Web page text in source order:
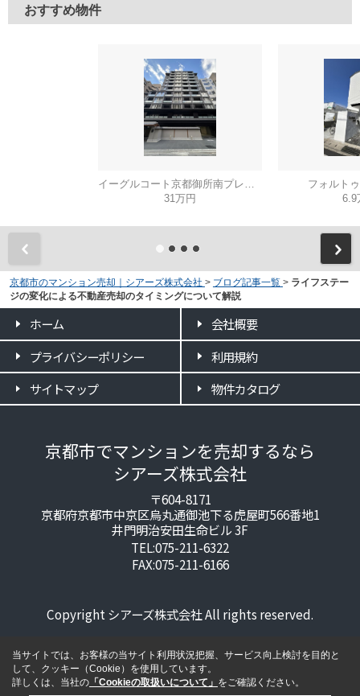
おすすめ物件
イーグルコート京都御所南プレミアム迎賓館
31万円
フォルト
6.9
京都市のマンション売却｜シアーズ株式会社 > ブログ記事一覧 > ライフステー
ジの変化による不動産売却のタイミングについて解説
ホーム
会社概要
プライバシーポリシー
利用規約
サイトマップ
物件カタログ
京都市でマンションを売却するなら
シアーズ株式会社
〒604-8171
京都府京都市中京区烏丸通御池下る虎屋町566番地1
井門明治安田生命ビル 3F
TEL:075-211-6322
FAX:075-211-6166
Copyright シアーズ株式会社 All rights reserved.
当サイトでは、お客様の当サイト利用状況把握、サービス向上検討を目的と
して、クッキー（Cookie）を使用しています。
詳しくは、当社の 「Cookieの取扱いについて」 をご確認ください。